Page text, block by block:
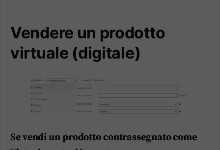
Vendere un prodotto
virtuale (digitale)
Se vendi un prodotto contrassegnato come